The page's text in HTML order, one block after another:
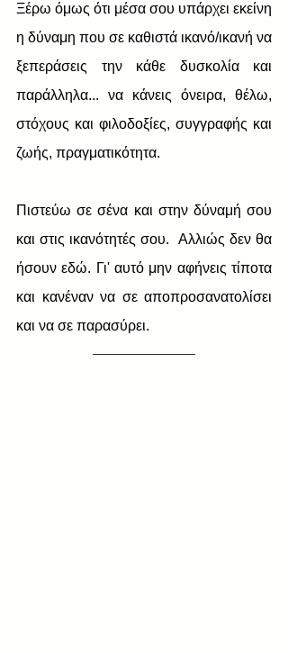
Ξέρω όμως ότι μέσα σου υπάρχει εκείνη
η δύναμη που σε καθιστά ικανό/ικανή να
ξεπεράσεις την κάθε δυσκολία και
παράλληλα... να κάνεις όνειρα, θέλω,
στόχους και φιλοδοξίες, συγγραφής και
ζωής, πραγματικότητα.
Πιστεύω σε σένα και στην δύναμή σου
και στις ικανότητές σου.  Αλλιώς δεν θα
ήσουν εδώ. Γι' αυτό μην αφήνεις τίποτα
και κανέναν να σε αποπροσανατολίσει
και να σε παρασύρει.